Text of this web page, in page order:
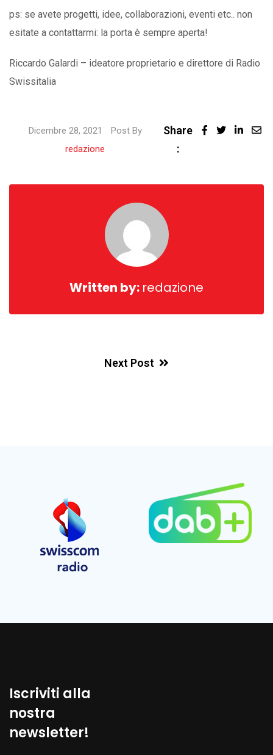
ps: se avete progetti, idee, collaborazioni, eventi etc.. non
esitate a contattarmi: la porta è sempre aperta!
Riccardo Galardi – ideatore proprietario e direttore di Radio
Swissitalia
Dicembre 28, 2021
Post By
redazione
Share
:
Email
Written by: redazione
Next Post
Iscriviti alla
nostra
newsletter!